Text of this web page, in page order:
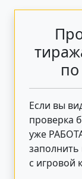
Если вы
проверка
уже
с игровой